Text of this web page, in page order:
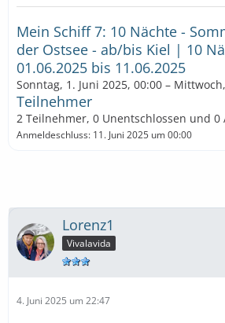
Mein Schiff 7: 10 Nächte -
der Ostsee - ab/bis Kiel | 10
01.06.2025 bis 11.06.2025
Sonntag, 1. Juni 2025, 00:00 –
Teilnehmer
2 Teilnehmer, 0 Unentschlossen und 0
Anmeldeschluss: 11. Juni 2025 um 00:00
Lorenz1
Vivalavida
4. Juni 2025 um 22:47